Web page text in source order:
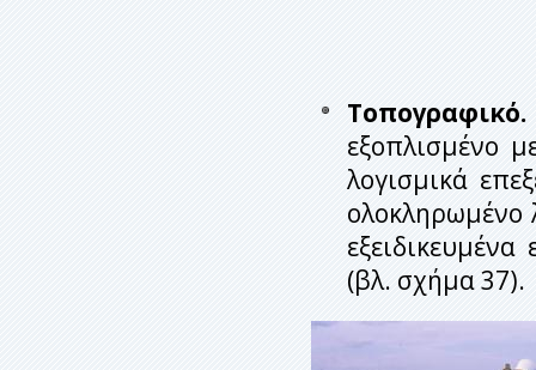
εξοπλισμένο
λογισμικά
ολοκληρωμένο
(βλ. σχήμα 37).